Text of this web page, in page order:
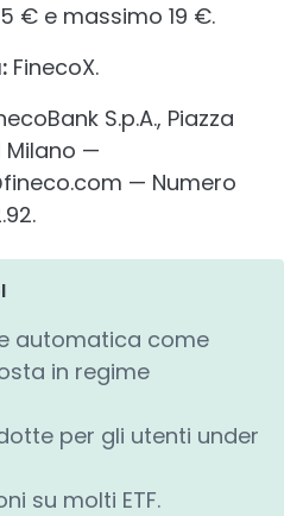
€ e massimo 19 €.
FinecoX.
S.p.A., Piazza
Milano —
— Numero
automatica come
in regime
per gli utenti under
su molti ETF.